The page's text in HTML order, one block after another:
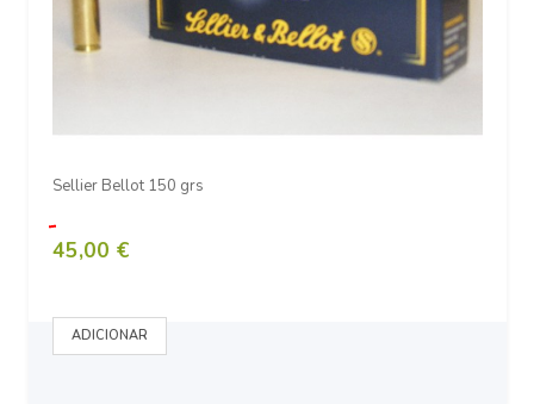
Sellier Bellot 150 grs
45,00 €